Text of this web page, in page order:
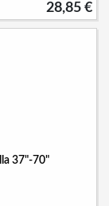
28,85 €
37"-70"